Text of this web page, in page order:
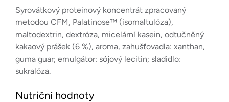
Syrovátkový proteinový koncentrát zpracovaný
metodou CFM, Palatinose™ (isomaltulóza),
maltodextrin, dextróza, micelární kasein, odtučněný
kakaový prášek (6 %), aroma, zahušťovadla: xanthan,
guma guar; emulgátor: sójový lecitin; sladidlo:
sukralóza.
Nutriční hodnoty